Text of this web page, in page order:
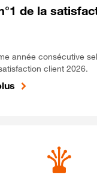
de la
année consécutive
client 2026.